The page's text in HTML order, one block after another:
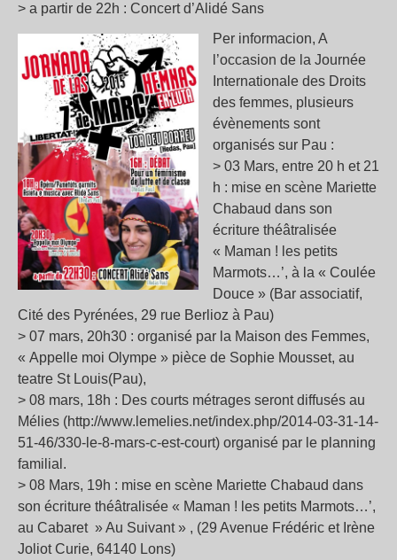
> a partir de 22h : Concert d’Alidé Sans
Per informacion, A
l’occasion de la Journée
Internationale des Droits
des femmes, plusieurs
évènements sont
organisés sur Pau :
> 03 Mars, entre 20 h et 21
h : mise en scène Mariette
Chabaud dans son
écriture théâtralisée
« Maman ! les petits
Marmots…’, à la « Coulée
Douce » (Bar associatif,
Cité des Pyrénées, 29 rue Berlioz à Pau)
> 07 mars, 20h30 : organisé par la Maison des Femmes,
« Appelle moi Olympe » pièce de Sophie Mousset, au
teatre St Louis(Pau),
> 08 mars, 18h : Des courts métrages seront diffusés au
Mélies (http://www.lemelies.net/index.php/2014-03-31-14-
51-46/330-le-8-mars-c-est-court) organisé par le planning
familial.
> 08 Mars, 19h : mise en scène Mariette Chabaud dans
son écriture théâtralisée « Maman ! les petits Marmots…’,
au Cabaret » Au Suivant » , (29 Avenue Frédéric et Irène
Joliot Curie, 64140 Lons)